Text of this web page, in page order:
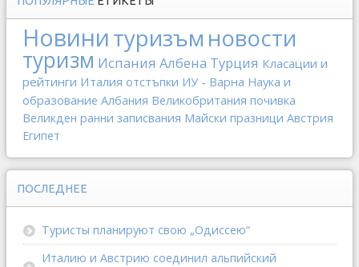
Новинитуризъм новости
туризм Испания Албена Турция Класации и
рейтинги Италия отстъпки ИУ - Варна Наука и
образование Албания Великобритания почивка
Великден ранни записвания Майски празници Австрия
Египет
ПОСЛЕДНЕЕ
Туристы планируют свою „Одиссею“
Италию и Австрию соединил альпийский